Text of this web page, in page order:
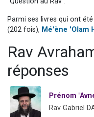
Il
Parmi ses livres qui ont
(202 fois), Mé'ène 'Olam
Rav
réponses
Prénom
Rav Gabriel